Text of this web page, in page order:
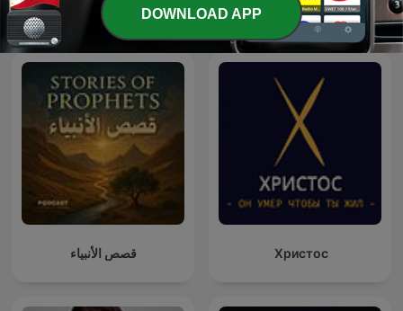
Lilli & Isabelle De Ongelooflijke Podcast
قصص الأنبياء Христос
DOWNLOAD APP